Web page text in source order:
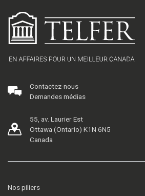
Contactez-nous
Demandes médias
55, av. Laurier Est
Ottawa (Ontario) K1N 6N5
Canada
Nos piliers